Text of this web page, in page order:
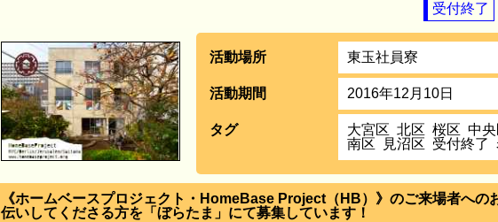
受付終了
活動場所 東玉社員寮
活動期間 2016年12月10日
タグ 大宮区 北区 桜区 中
南区
見沼区 受付終了
《ホームベースプロジェクト・HomeBase Project（HB）》のご来場者への
伝いしてくださる方を「ぼらたま」にて募集しています！